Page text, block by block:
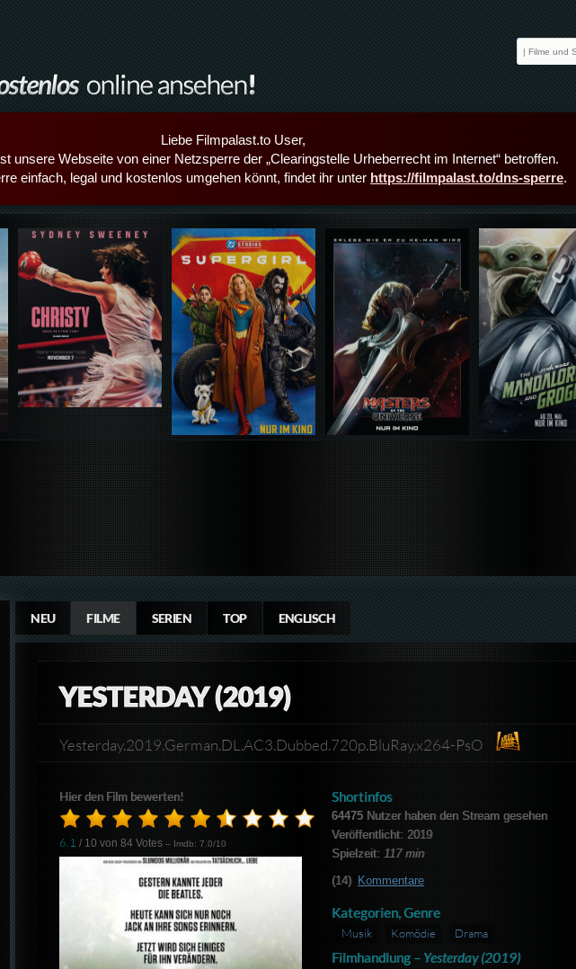
Liebe Filmpalast.to User,
unsere Webseite von einer Netzsperre der „Clearingstelle Urheberrecht im Internet“ betroffen.
einfach, legal und kostenlos umgehen könnt, findet ihr unter https://filmpalast.to/dns-sperre.
Details,Play Details,Play Details,Play Details,Play
NEU FILME SERIEN TOP ENGLISCH
YESTERDAY (2019)
Yesterday.2019.German.DL.AC3.Dubbed.720p.BluRay.x264-PsO
Hier den Film bewerten!
6.1 / 10 von84 Votes – Imdb: 7.0/10
Shortinfos
64475Nutzer haben den Stream gesehen
Veröffentlicht: 2019
Spielzeit: 117 min
(14) Kommentare
Kategorien, Genre
Musik Komödie Drama
Filmhandlung – Yesterday (2019)